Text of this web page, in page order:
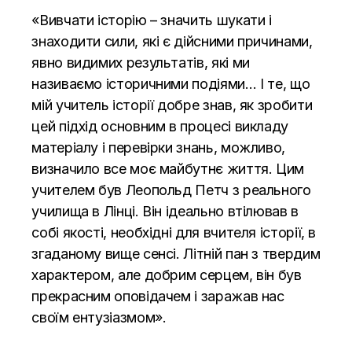
«Вивчати історію – значить шукати і
знаходити сили, які є дійсними причинами,
явно видимих ​​результатів, які ми
називаємо історичними подіями… І те, що
мій учитель історії добре знав, як зробити
цей підхід основним в процесі викладу
матеріалу і перевірки знань, можливо,
визначило все моє майбутнє життя. Цим
учителем був Леопольд Петч з реального
училища в Лінці. Він ідеально втілював в
собі якості, необхідні для вчителя історії, в
згаданому вище сенсі. Літній пан з твердим
характером, але добрим серцем, він був
прекрасним оповідачем і заражав нас
своїм ентузіазмом».